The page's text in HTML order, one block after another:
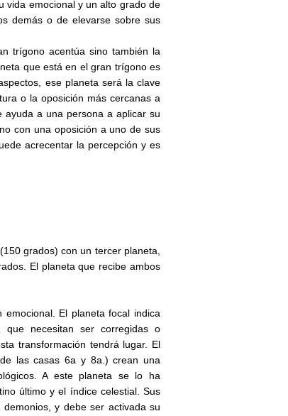
vida emocional y un alto grado de
demás o de elevarse sobre sus
trígono acentúa sino también la
que está en el gran trígono es
ese planeta será la clave
o la oposición más cercanas a
a una persona a aplicar su
con una oposición a uno de sus
acrecentar la percepción y es
grados) con un tercer planeta,
El planeta que recibe ambos
emocional. El planeta focal indica
necesitan ser corregidas o
transformación tendrá lugar. El
las casas 6a y 8a.) crean una
A este planeta se lo ha
último y el índice celestial. Sus
y debe ser activada su